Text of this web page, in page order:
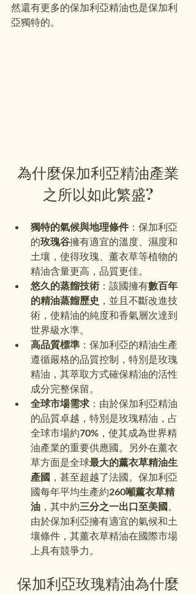
然還有更多的保加利亞精油也是保加利
亞獨特的。
為什麼保加利亞精油產業
之所以如此繁盛?
獨特的氣候與地理條件：保加利亞
的玫瑰谷擁有適宜的溫度、濕度和
土壤，使得玫瑰、薰衣草等植物的
精油含量更高，品質更佳。
悠久的蒸餾技術 ：該國擁有數百年
的精油蒸餾歷史 ，並且不斷改進技
術，使精油的純度和香氣層次達到
世界級水準。
高品質標準 ：保加利亞的精油生產
遵循嚴格的品質控制，特別是玫瑰
精油，其萃取方式確保精油的活性
成分完整保留。
全球市場需求 ：由於保加利亞精油
的品質卓越，特別是玫瑰精油，占
全球市場約70% ，使其成為世界精
油產業的重要供應國。另外在薰衣
草方面是全球最大的薰衣草精油生
產國 ，甚至超越了法國。保加利亞
國每年平均生產約260噸薰衣草精
油 ，其中約三分之一出口至美國。
由於保加利亞擁有適宜的氣候和土
壤條件，其薰衣草精油在國際市場
上具有競爭力。
保加利亞玫瑰精油為什麼